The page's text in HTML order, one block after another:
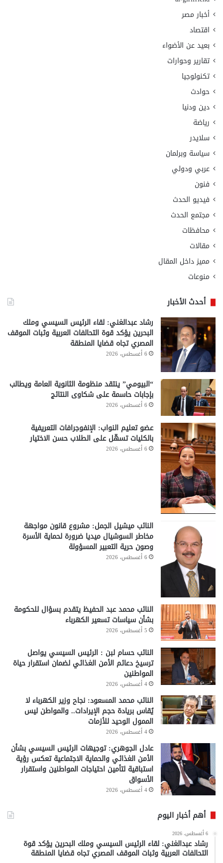
أخبار مصر
اقتصاد
بعيد عن الأضواء
تقارير وحوارات
تكنولوجيا
حوادث
دين ودنيا
رياضة
سلايدر
سياسة وبرلمان
عربي ودولي
فنون
فيديو الحدث
مجتمع الحدث
محافظات
مقالات
مميز داخل المقال
منوعات
أحدث الأخبار
رشاد عبدالغني: لقاء الرئيس السيسي وملك
البحرين يؤكد قوة التحالفات العربية وثبات الموقف
المصري تجاه قضايا المنطقة
6 أغسطس، 2026
“البيومي” ينتقد منظومة الثانوية العامة ويطالب
بإجابات حاسمة على شكاوى النتائج
6 أغسطس، 2026
عضو تعليم النواب: الإنفوجرافات التعريفية
بالكليات تسهّل على الطلاب حسن الاختيار
6 أغسطس، 2026
النائب ميشيل الجمل: مشروع قانون مواجهة
مخاطر السوشيال ميديا ضرورة لحماية الأسرة
وصون حرية التعبير المسؤولة
6 أغسطس، 2026
النائب محمد عبد الحفيظ يتقدم بسؤال للحكومة
بشأن سياسات تسعير الكهرباء
5 أغسطس، 2026
النائب حسام لبن : الرئيس السيسي يواصل
ترسيخ دعائم الأمن الغذائي لضمان استقرار حياة
المواطنين
4 أغسطس، 2026
النائب محمد المسعود: نجاح وزير الكهرباء لا
يُقاس بريادة حجم الإيرادات.. والمواطن ليس
الممول الوحيد للأزمات
4 أغسطس، 2026
عادل الجوهري: توجيهات الرئيس السيسي بشأن
الأمن الغذائي والحماية الاجتماعية تعكس رؤية
استباقية لتأمين احتياجات المواطنين واستقرار
الأسواق
4 أغسطس، 2026
أهم أخبار اليوم
6 أغسطس، 2026
رشاد عبدالغني: لقاء الرئيس السيسي وملك البحرين يؤكد قوة
التحالفات العربية وثبات الموقف المصري تجاه قضايا المنطقة